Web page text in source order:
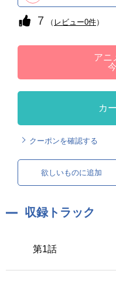
7 （ レビュー0件）
アニ
カ
クーポンを確認する
欲しいものに追加
収録トラック
第1話